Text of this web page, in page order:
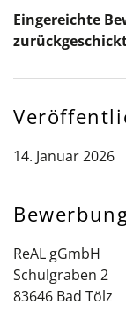
Eingereichte
14. Januar 2026
ReAL gGmbH
Schulgraben 2
83646 Bad Tölz